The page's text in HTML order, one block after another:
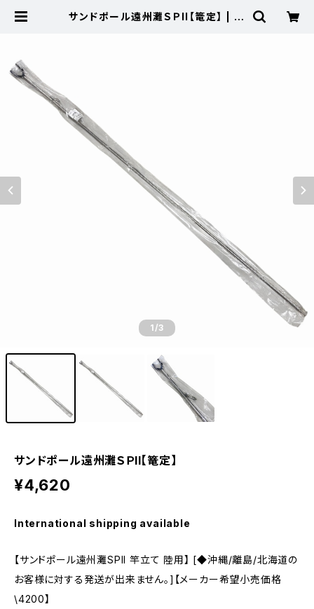
サンドポール遠州灘ＳＰII【篭定】 | 東
1/3
サンドポール遠州灘ＳＰII【篭定】
¥4,620
International shipping available
【サンドポール遠州灘SPII 竿立て 陸用】 [◆沖縄/離島/北海道の
お客様に対する発送が出来ません。]【メーカー希望小売価格
\4200】